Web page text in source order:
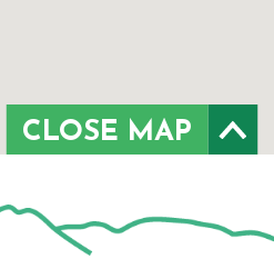
CLOSE MAP